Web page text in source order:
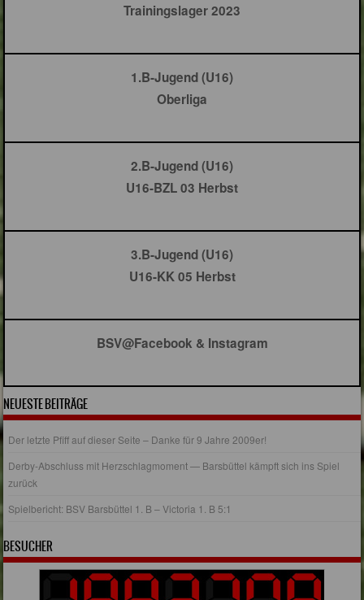
Trainingslager 2023
1.B-Jugend (U16)
Oberliga
2.B-Jugend (U16)
U16-BZL 03 Herbst
3.B-Jugend (U16)
U16-KK 05 Herbst
BSV@Facebook & Instagram
NEUESTE BEITRÄGE
Der letzte Pfiff auf dieser Seite – Danke für 9 Jahre 2009er!
Derby-Abschluss mit Herzschlagmoment — Barsbüttel kämpft sich ins Spiel
zurück
Spielbericht: BSV Barsbüttel 1. B – Victoria 1. B 5:1
BESUCHER